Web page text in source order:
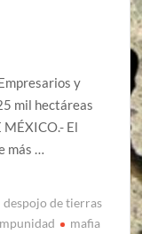
y
mil hectáreas
El
más …
despojo de tierras
mafia